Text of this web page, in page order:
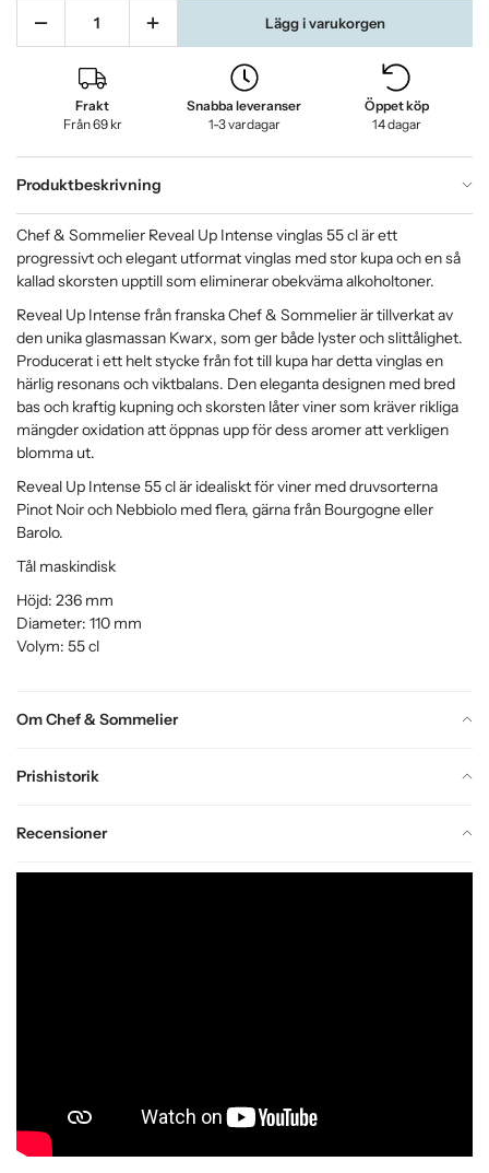
Lägg i varukorgen
Frakt
Från 69 kr
Snabba leveranser
1-3 vardagar
Öppet köp
14 dagar
Produktbeskrivning
Om Chef & Sommelier
Prishistorik
Recensioner
Chef & Sommelier Reveal Up Intense vinglas 55 cl är ett
progressivt och elegant utformat vinglas med stor kupa och en så
kallad skorsten upptill som eliminerar obekväma alkoholtoner.
Reveal Up Intense från franska Chef & Sommelier är tillverkat av
den unika glasmassan Kwarx, som ger både lyster och slittålighet.
Producerat i ett helt stycke från fot till kupa har detta vinglas en
härlig resonans och viktbalans. Den eleganta designen med bred
bas och kraftig kupning och skorsten låter viner som kräver rikliga
mängder oxidation att öppnas upp för dess aromer att verkligen
blomma ut.
Reveal Up Intense 55 cl är idealiskt för viner med druvsorterna
Pinot Noir och Nebbiolo med flera, gärna från Bourgogne eller
Barolo.
Tål maskindisk
Höjd: 236 mm
Diameter: 110 mm
Volym: 55 cl